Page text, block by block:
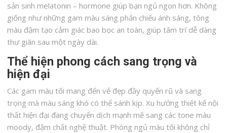
sản sinh melatonin – hormone giúp bạn ngủ ngon hơn. Không
giống như những gam màu sáng phản chiếu ánh sáng, tông
màu đậm tạo cảm giác bao bọc an toàn, giúp tâm trí dễ dàng
thư giãn sau một ngày dài.
Thể hiện phong cách sang trọng và
hiện đại
Các gam màu tối mang đến vẻ đẹp đầy quyến rũ và sang
trọng mà màu sáng khó có thể sánh kịp. Xu hướng thiết kế nội
thất hiện đại đang chuyển dịch mạnh mẽ sang các tone màu
moody, đậm chất nghệ thuật. Phòng ngủ màu tối không chỉ